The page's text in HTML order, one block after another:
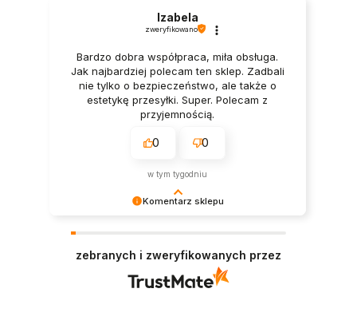
Komentarz sklepu
że jesteśmy na właściwym torze :) Z
pozdrowieniami, obsługa sklepu.
Izabela
zweryfikowano
Bardzo dobra współpraca, miła obsługa.
Jak najbardziej polecam ten sklep. Zadbali
nie tylko o bezpieczeństwo, ale także o
estetykę przesyłki. Super. Polecam z
przyjemnością.
0 0
w tym tygodniu
zebranych i zweryfikowanych przez